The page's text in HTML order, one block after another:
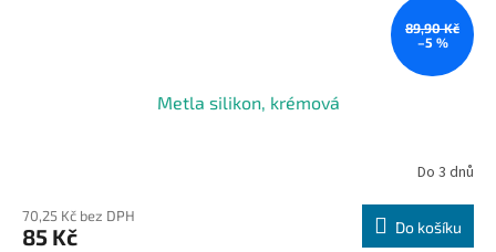
89,90 Kč
–5 %
Metla silikon, krémová
Do 3 dnů
70,25 Kč bez DPH
85 Kč Do košíku